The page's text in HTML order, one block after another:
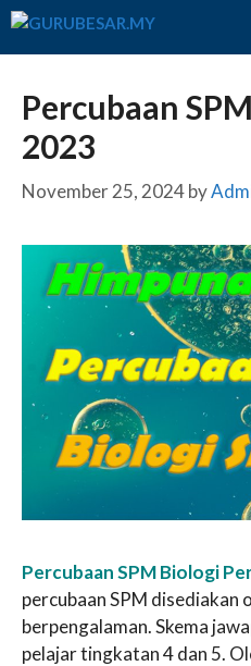
Skip
Percubaan
2023
November 25, 2024by
Percubaan SPM Biologi
percubaan SPM disediakan
berpengalaman. Skema
pelajar tingkatan 4 dan 5.